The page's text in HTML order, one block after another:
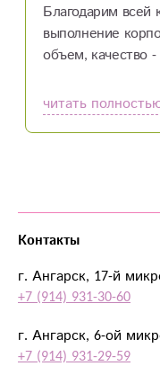
Благодарим всей
выполнение
объем, качество
читать
Контакты
г. Ангарск, 17-й
+7 (914) 931-30-60
г. Ангарск, 6-ой
+7 (914) 931-29-59